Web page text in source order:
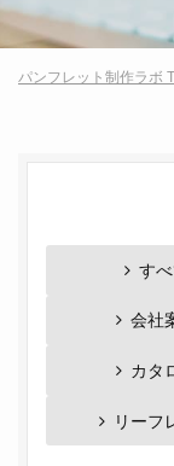
パンフレット制作ラボ
す
会社
カタ
リーフ